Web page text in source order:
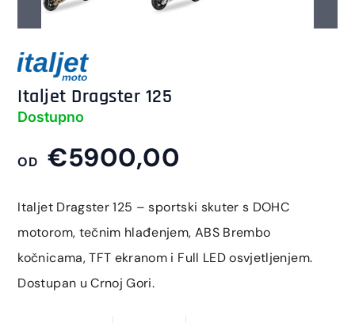
Italjet Dragster 125
Dostupno
OD €5900,00
Italjet Dragster 125 – sportski skuter s DOHC
motorom, tečnim hlađenjem, ABS Brembo
kočnicama, TFT ekranom i Full LED osvjetljenjem.
Dostupan u Crnoj Gori.